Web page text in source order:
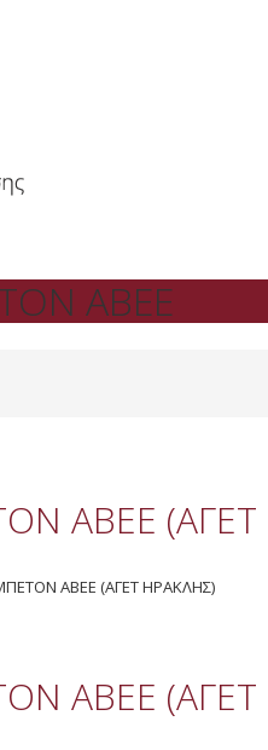
ΑΒΕΕ
ΑΒΕΕ
ΜΠΕΤΟΝ ΑΒΕΕ (ΑΓΕΤ ΗΡΑΚΛΗΣ)
ΑΒΕΕ